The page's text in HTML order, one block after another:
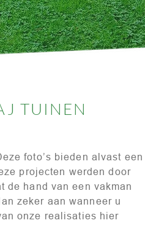
TUINEN
foto’s bieden alvast een
projecten werden door
de hand van een vakman
zeker aan wanneer u
onze realisaties hier